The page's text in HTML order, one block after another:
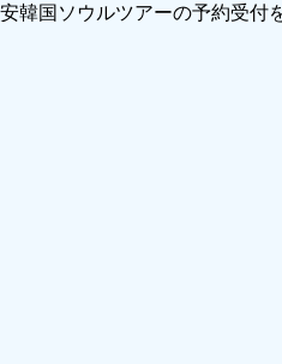
韓国ソウルツアーの予約受